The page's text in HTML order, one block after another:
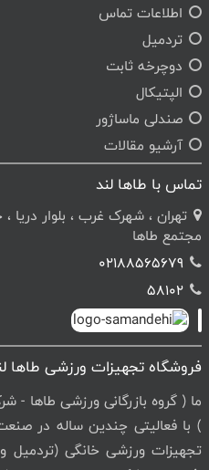
اطلاعات تماس
تردمیل
دوچرخه ثابت
الپتیکال
صندلی ماساژور
آرشیو مقالات
تماس با طاها لند
مجتمع طاها
02188565679
58102
فروشگاه تجهیزات ورزشی طاها
ما ( گروه بازرگانی ورزشی طاها -
) با فعالیتی چندین ساله در
تجهیزات ورزشی خانگی (تردمیل